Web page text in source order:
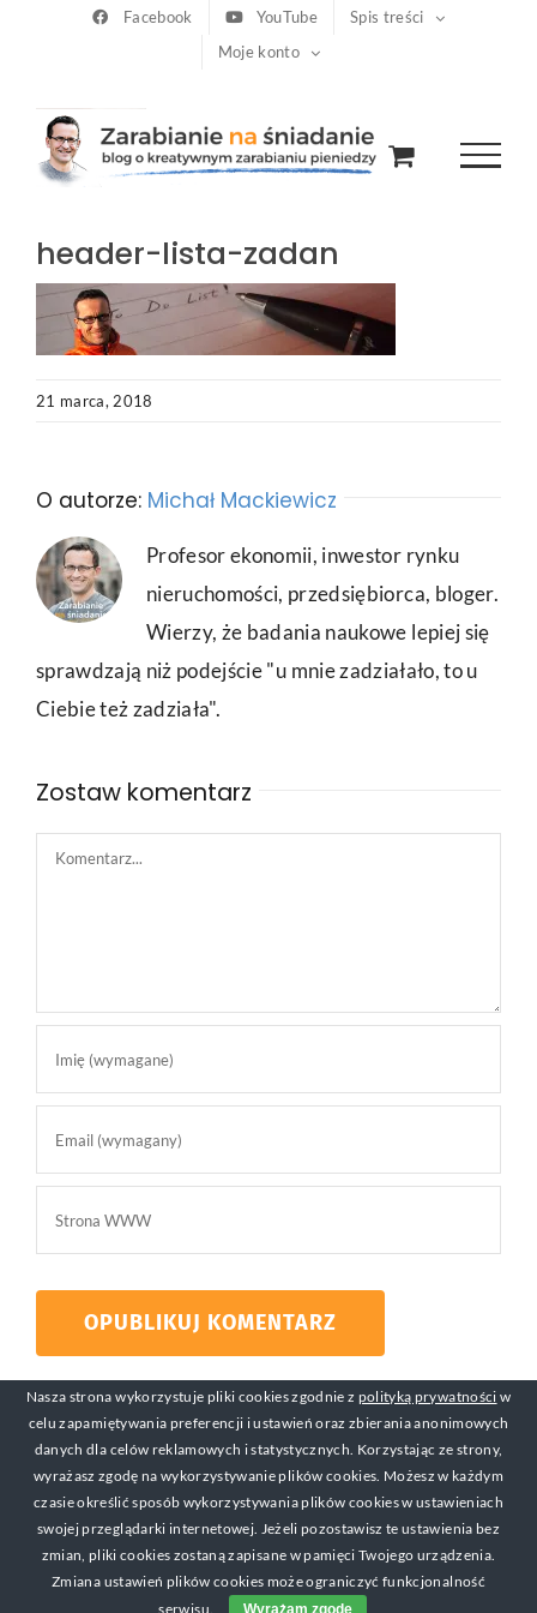
Facebook YouTube
Spis treści
Moje konto
header-lista-zadan
21 marca, 2018
O autorze: Michał Mackiewicz
Profesor ekonomii, inwestor rynku
nieruchomości, przedsiębiorca, bloger.
Wierzy, że badania naukowe lepiej się
sprawdzają niż podejście "u mnie zadziałało, to u
Ciebie też zadziała".
Zostaw komentarz
Comment
© Copyright 2017-2019 Michał Mackiewicz Kontakt:
michal@zarabianienasniadanie.pl
Nasza strona wykorzystuje pliki cookies zgodnie z polityką prywatności w
celu zapamiętywania preferencji i ustawień oraz zbierania anonimowych
danych dla celów reklamowych i statystycznych. Korzystając ze strony,
wyrażasz zgodę na wykorzystywanie plików cookies. Możesz w każdym
czasie określić sposób wykorzystywania plików cookies w ustawieniach
swojej przeglądarki internetowej. Jeżeli pozostawisz te ustawienia bez
zmian, pliki cookies zostaną zapisane w pamięci Twojego urządzenia.
Zmiana ustawień plików cookies może ograniczyć funkcjonalność
serwisu.
Wyrażam zgodę